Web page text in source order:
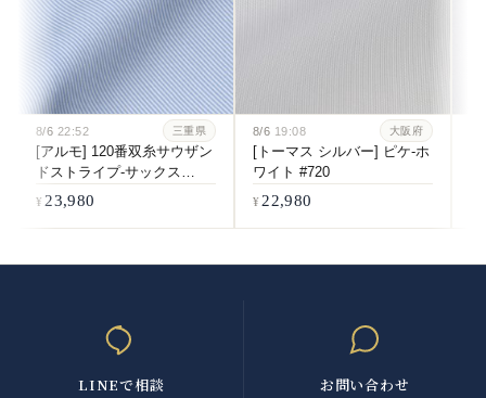
8/6 22:52 三重県
[アルモ] 120番双糸サウザン
ドストライプ-サックス
#6084
23,980
8/6 19:08 大阪府
[トーマス シルバー] ピケ-ホ
ワイト #720
22,980
LINEで相談 お問い合わせ